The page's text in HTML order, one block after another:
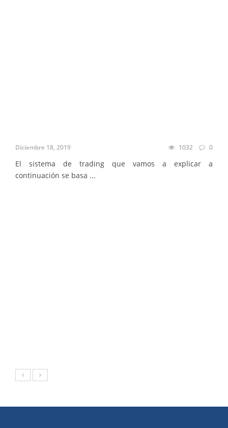
Diciembre 18, 2019 1032 0
El sistema de trading que vamos a explicar a
continuación se basa ...